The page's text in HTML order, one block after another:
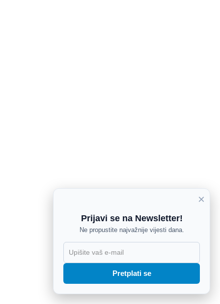
×
Prijavi se na Newsletter!
Ne propustite najvažnije vijesti dana.
Pretplati se